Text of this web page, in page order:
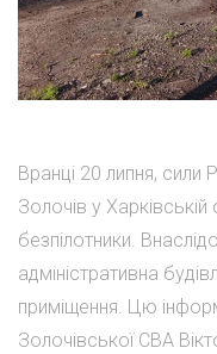
Вранці 20 липня, сили
Золочів у
безпілотники.
адміністративна
приміщення. Цю
Золочівської СВА